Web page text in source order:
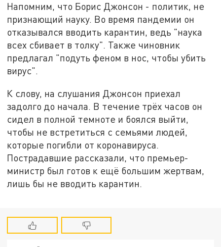
Напомним, что Борис Джонсон - политик, не
признающий науку. Во время пандемии он
отказывался вводить карантин, ведь "наука
всех сбивает в толку". Также чиновник
предлагал "подуть феном в нос, чтобы убить
вирус".
К слову, на слушания Джонсон приехал
задолго до начала. В течение трёх часов он
сидел в полной темноте и боялся выйти,
чтобы не встретиться с семьями людей,
которые погибли от коронавируса.
Пострадавшие рассказали, что премьер-
министр был готов к ещё большим жертвам,
лишь бы не вводить карантин.